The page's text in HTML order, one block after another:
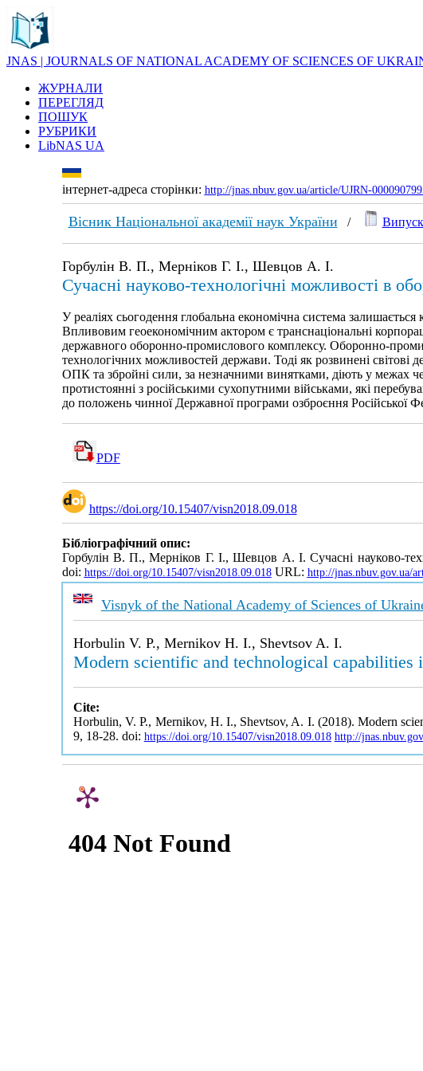
JNAS | JOURNALS OF NATIONAL ACADEMY OF SCIENCES OF
ЖУРНАЛИ
ПЕРЕГЛЯД
ПОШУК
РУБРИКИ
LibNAS UA
інтернет-адреса сторінки: http://jnas.nbuv.gov.ua/article/UJRN-
Вісник Національної академії наук України /
Горбулін В. П., Мерніков Г. І., Шевцов А. І.
Сучасні науково-технологічні можливості в
У реаліях сьогодення глобальна економічна система
Впливовим геоекономічним актором є транснаціональні
державного оборонно-промислового комплексу. Оборонно-
технологічних можливостей держави. Тоді як розвинені світові
ОПК та збройні сили, за незначними винятками, діють у межах
протистоянні з російськими сухопутними військами, які
до положень чинної Державної програми озброєння Російської
PDF
https://doi.org/10.15407/visn2018.09.018
Бібліографічний опис:
Горбулін В. П., Мерніков Г. І., Шевцов А. І. Сучасні науково-
doi: https://doi.org/10.15407/visn2018.09.018URL: http://jnas.nbuv.gov.ua/
Visnyk of the National Academy of Sciences of
Horbulin V. P., Mernikov H. I., Shevtsov A. I.
Modern scientific and technological capabilities
Cite:
Horbulin, V. P., Mernikov, H. I., Shevtsov, A. I. (2018). Modern
9, 18-28. doi: https://doi.org/10.15407/visn2018.09.018 http://